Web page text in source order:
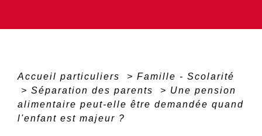
Accueil particuliers > Famille - Scolarité
> Séparation des parents > Une pension
alimentaire peut-elle être demandée quand
l'enfant est majeur ?